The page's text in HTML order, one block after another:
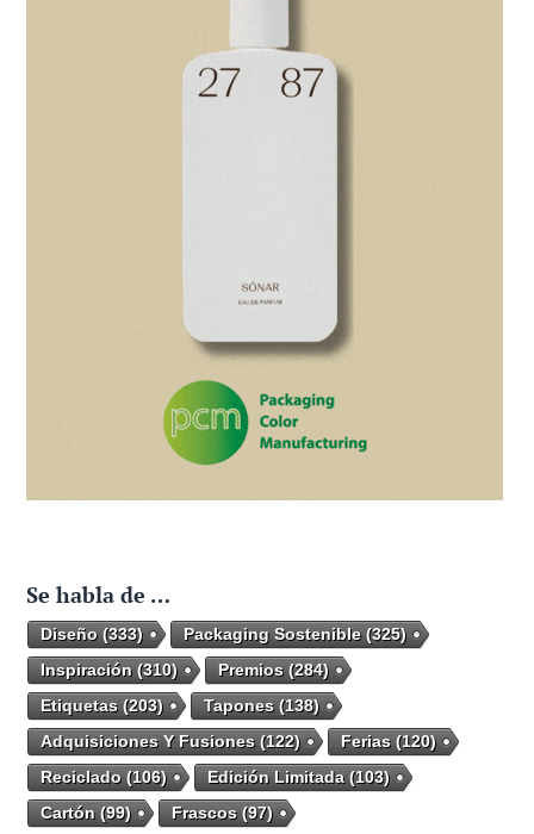
Se habla de …
Diseño (333) Packaging Sostenible(325)
Inspiración (310) Premios(284)
Etiquetas(203) Tapones(138)
Adquisiciones Y Fusiones(122) Ferias(120)
Reciclado (106) Edición Limitada (103)
Cartón (99) Frascos(97)